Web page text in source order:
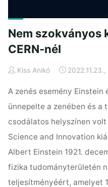
Nem szokványos
CERN-nél
Kiss Anikó
A zenés esemény Einstein
ünnepelte a zenében és a
csodálatos helyszínen
Science and Innovation
Albert Einstein 1921.
fizika tudományterületén
teljesítményéért, amelyet